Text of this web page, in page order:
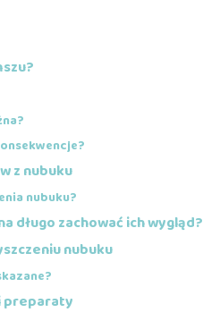
z nubuku
nubuku?
długo zachować ich wygląd?
nubuku
preparaty